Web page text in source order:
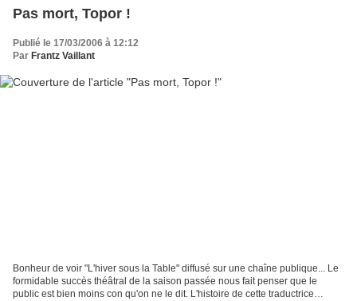
Pas mort, Topor !
Publié le 17/03/2006 à 12:12
Par Frantz Vaillant
Bonheur de voir "L'hiver sous la Table" diffusé sur une chaîne publique... Le
formidable succès théâtral de la saison passée nous fait penser que le
public est bien moins con qu'on ne le dit. L'histoire de cette traductrice